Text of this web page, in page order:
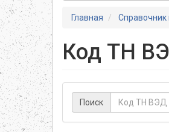
Главная
Код ТН
Поиск